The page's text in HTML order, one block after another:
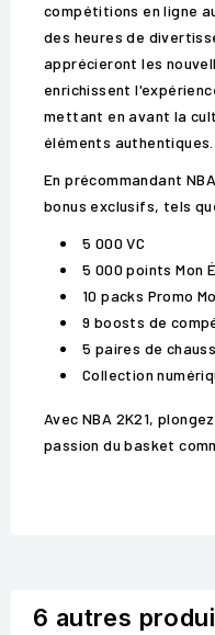
compétitions en ligne
des heures de
apprécieront les
enrichissent
mettant en avant la
éléments authentiques.
En précommandant
bonus exclusifs, tels
5 000 VC
5 000 points Mon
10 packs Promo
9 boosts de
5 paires de
Collection
Avec NBA 2K21,
passion du basket
6 autres